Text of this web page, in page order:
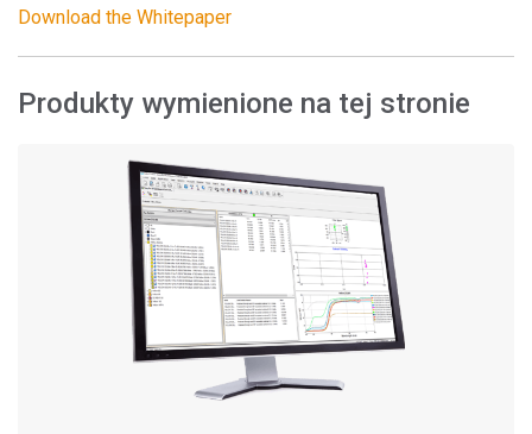
Download the Whitepaper
Produkty wymienione na tej stronie